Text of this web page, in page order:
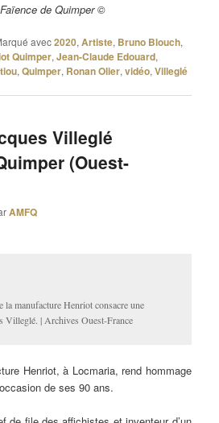
de Quimper ©
avec2020,Artiste, Bruno Blouch,
Quimper,Jean-Claude Edouard,
,Quimper, Ronan Olier,vidéo,Villeglé
Villeglé
(Ouest-
AMFQ
la manufacture Henriot consacre une
Villeglé. | Archives Ouest-France
Henriot, à Locmaria, rend hommage
de ses 90 ans.